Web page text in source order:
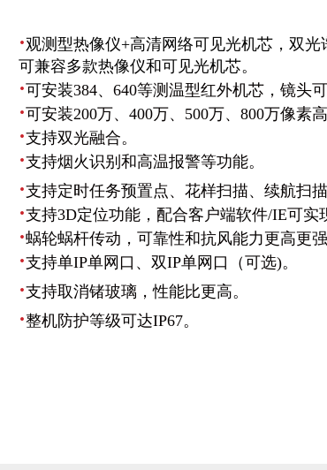
·观测型热像仪+高清网络可见光机芯，双光
可兼容多款热像仪和可见光机芯。
·可安装384、640等测温型红外机芯，镜头
·可安装200万、400万、500万、800万像素
·支持双光融合。
·支持烟火识别和高温报警等功能。
·支持定时任务预置点、花样扫描、续航扫描
·支持3D定位功能，配合客户端软件/IE可实
·蜗轮蜗杆传动，可靠性和抗风能力更高更强
·支持单IP单网口、双IP单网口（可选)。
·支持取消锗玻璃，性能比更高。
·整机防护等级可达IP67。